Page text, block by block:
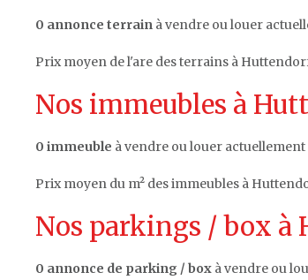
0 annonce terrain à vendre ou louer
Prix moyen de l'are des terrains à
Nos immeubles à
0 immeuble à vendre ou louer
Prix moyen du m² des immeubles à
Nos parkings / box à
0 annonce de parking / box à vendre ou